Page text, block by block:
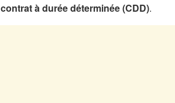
contrat à durée déterminée (CDD).